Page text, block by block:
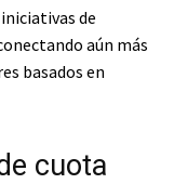
de
aún más
basados ​​en
cuota